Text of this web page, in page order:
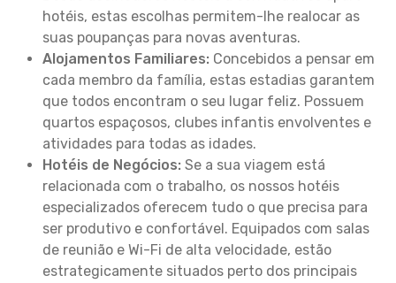
hotéis, estas escolhas permitem-lhe realocar as
suas poupanças para novas aventuras.
Alojamentos Familiares: Concebidos a pensar em
cada membro da família, estas estadias garantem
que todos encontram o seu lugar feliz. Possuem
quartos espaçosos, clubes infantis envolventes e
atividades para todas as idades.
Hotéis de Negócios: Se a sua viagem está
relacionada com o trabalho, os nossos hotéis
especializados oferecem tudo o que precisa para
ser produtivo e confortável. Equipados com salas
de reunião e Wi-Fi de alta velocidade, estão
estrategicamente situados perto dos principais